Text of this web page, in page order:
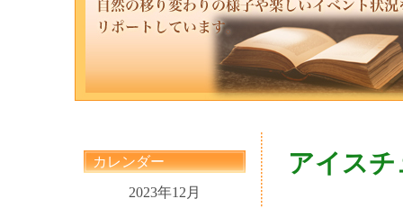
カレンダー
2023年12月
アイス